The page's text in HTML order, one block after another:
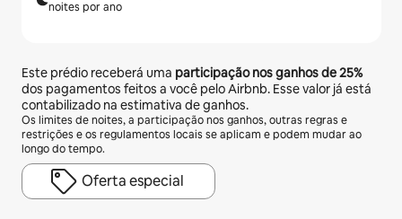
noites por ano
Este prédio receberá uma participação nos ganhos de25%
dos pagamentos feitos a você pelo Airbnb. Esse valor já está
contabilizado na estimativa de ganhos.
Os limites de noites, a participação nos ganhos, outras regras e
restrições e os regulamentos locais se aplicam e podem mudar ao
longo do tempo.
Oferta especial